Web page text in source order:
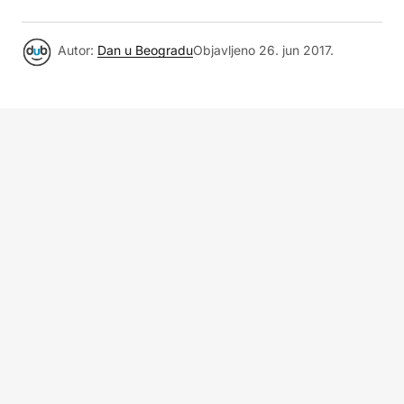
Autor: Dan u BeograduObjavljeno 26. jun 2017.